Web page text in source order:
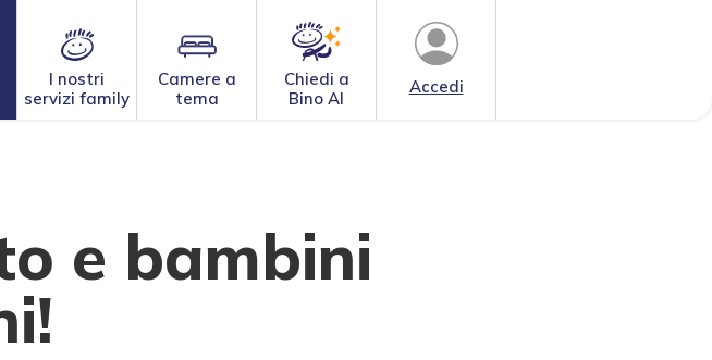
Accedi
I nostri
servizi family
Camere a
tema
Chiedi a
Bino AI
e bambini